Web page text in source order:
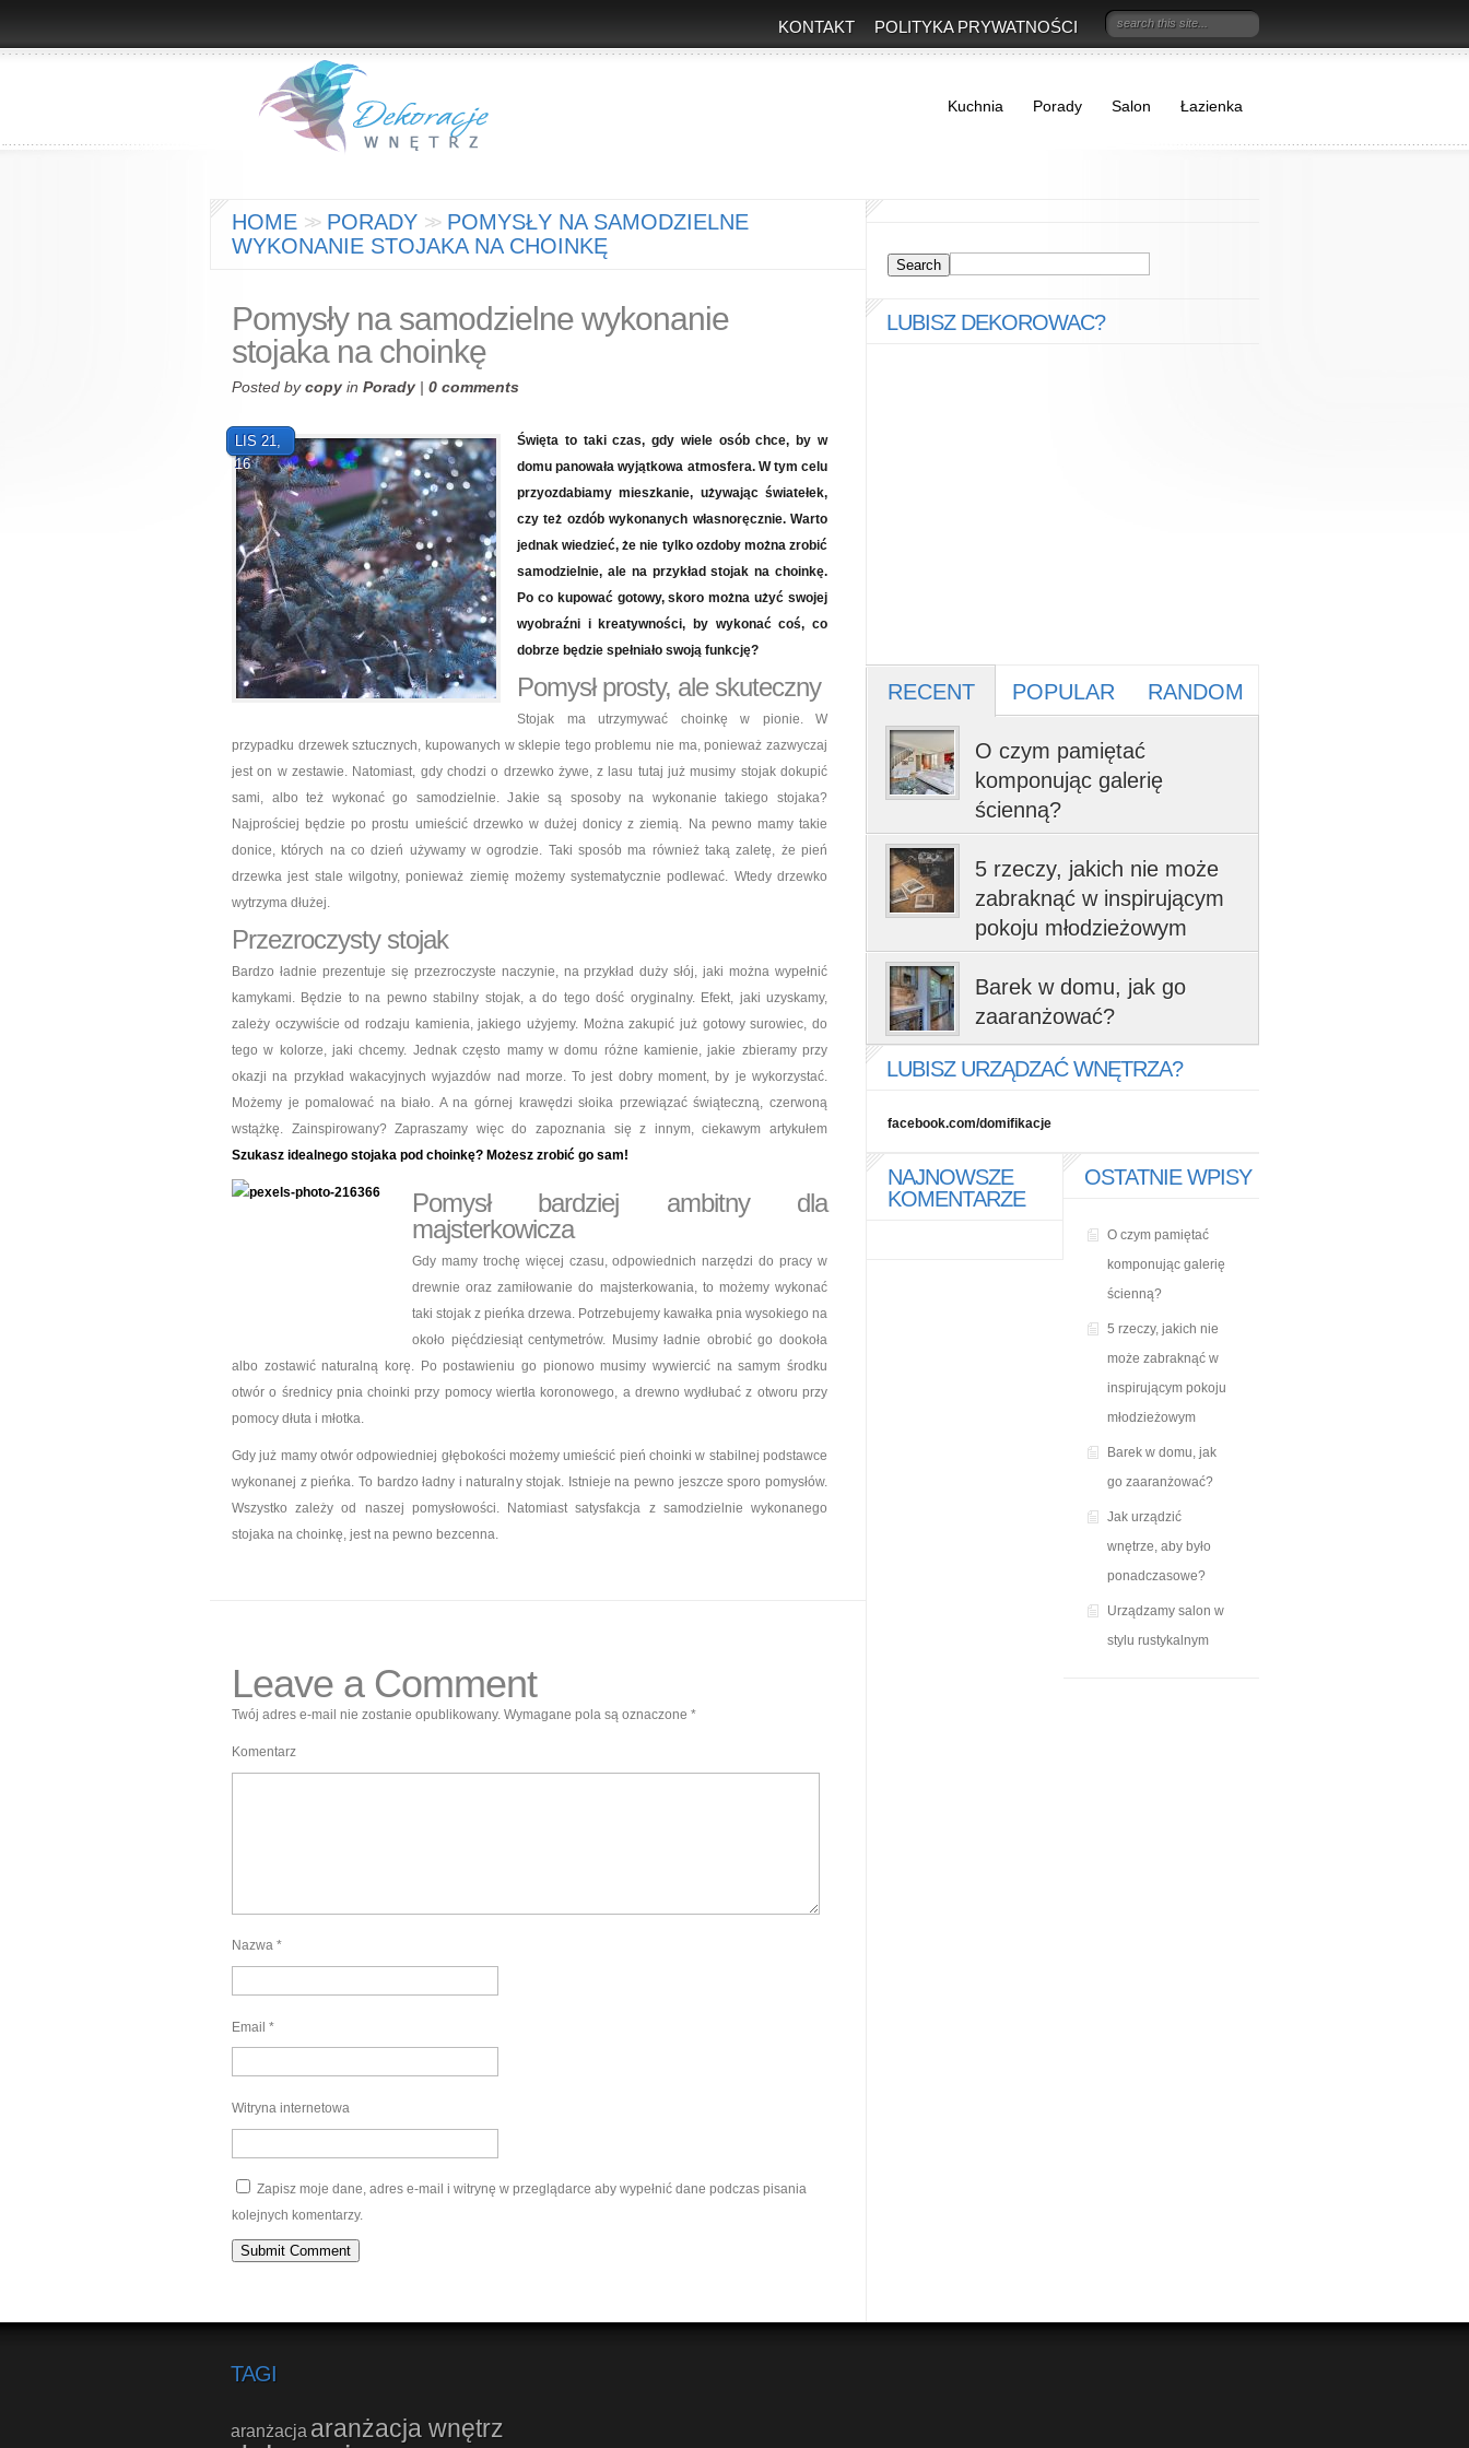
KONTAKT POLITYKA PRYWATNOŚCI
Kuchnia Porady Salon Łazienka
HOME >> PORADY >>POMYSŁY NA SAMODZIELNE
WYKONANIE STOJAKA NA CHOINKĘ
Pomysły na samodzielne wykonanie
stojaka na choinkę
Posted bycopy in Porady | 0 comments
LIS 21,
16
Święta to taki czas, gdy wiele osób chce, by w
domu panowała wyjątkowa atmosfera. W tym celu
przyozdabiamy mieszkanie, używając światełek,
czy też ozdób wykonanych własnoręcznie. Warto
jednak wiedzieć, że nie tylko ozdoby można zrobić
samodzielnie, ale na przykład stojak na choinkę.
Po co kupować gotowy, skoro można użyć swojej
wyobraźni i kreatywności, by wykonać coś, co
dobrze będzie spełniało swoją funkcję?
Pomysł prosty, ale skuteczny
Stojak ma utrzymywać choinkę w pionie. W
przypadku drzewek sztucznych, kupowanych w sklepie tego problemu nie ma, ponieważ zazwyczaj
jest on w zestawie. Natomiast, gdy chodzi o drzewko żywe, z lasu tutaj już musimy stojak dokupić
sami, albo też wykonać go samodzielnie. Jakie są sposoby na wykonanie takiego stojaka?
Najprościej będzie po prostu umieścić drzewko w dużej donicy z ziemią. Na pewno mamy takie
donice, których na co dzień używamy w ogrodzie. Taki sposób ma również taką zaletę, że pień
drzewka jest stale wilgotny, ponieważ ziemię możemy systematycznie podlewać. Wtedy drzewko
wytrzyma dłużej.
Przezroczysty stojak
Bardzo ładnie prezentuje się przezroczyste naczynie, na przykład duży słój, jaki można wypełnić
kamykami. Będzie to na pewno stabilny stojak, a do tego dość oryginalny. Efekt, jaki uzyskamy,
zależy oczywiście od rodzaju kamienia, jakiego użyjemy. Można zakupić już gotowy surowiec, do
tego w kolorze, jaki chcemy. Jednak często mamy w domu różne kamienie, jakie zbieramy przy
okazji na przykład wakacyjnych wyjazdów nad morze. To jest dobry moment, by je wykorzystać.
Możemy je pomalować na biało. A na górnej krawędzi słoika przewiązać świąteczną, czerwoną
wstążkę. Zainspirowany? Zapraszamy więc do zapoznania się z innym, ciekawym artykułem
Szukasz idealnego stojaka pod choinkę? Możesz zrobić go sam!
Pomysł bardziej ambitny dla
majsterkowicza
Gdy mamy trochę więcej czasu, odpowiednich narzędzi do pracy w
drewnie oraz zamiłowanie do majsterkowania, to możemy wykonać
taki stojak z pieńka drzewa. Potrzebujemy kawałka pnia wysokiego na
około pięćdziesiąt centymetrów. Musimy ładnie obrobić go dookoła
albo zostawić naturalną korę. Po postawieniu go pionowo musimy wywiercić na samym środku
otwór o średnicy pnia choinki przy pomocy wiertła koronowego, a drewno wydłubać z otworu przy
pomocy dłuta i młotka.
Gdy już mamy otwór odpowiedniej głębokości możemy umieścić pień choinki w stabilnej podstawce
wykonanej z pieńka. To bardzo ładny i naturalny stojak. Istnieje na pewno jeszcze sporo pomysłów.
Wszystko zależy od naszej pomysłowości. Natomiast satysfakcja z samodzielnie wykonanego
stojaka na choinkę, jest na pewno bezcenna.
Leave a Comment
Twój adres e-mail nie zostanie opublikowany. Wymagane pola są oznaczone *
Komentarz
Nazwa *
Email *
Witryna internetowa
Zapisz moje dane, adres e-mail i witrynę w przeglądarce aby wypełnić dane podczas pisania
kolejnych komentarzy.
LUBISZ DEKOROWAC?
RECENT POPULAR RANDOM
O czym pamiętać
komponując galerię
ścienną?
5 rzeczy, jakich nie może
zabraknąć w inspirującym
pokoju młodzieżowym
Barek w domu, jak go
zaaranżować?
LUBISZ URZĄDZAĆ WNĘTRZA?
facebook.com/domifikacje
OSTATNIE WPISY
O czym pamiętać
komponując galerię
ścienną?
5 rzeczy, jakich nie
może zabraknąć w
inspirującym pokoju
młodzieżowym
Barek w domu, jak
go zaaranżować?
Jak urządzić
wnętrze, aby było
ponadczasowe?
Urządzamy salon w
stylu rustykalnym
NAJNOWSZE
KOMENTARZE
TAGI
aranżacja aranżacja wnętrz